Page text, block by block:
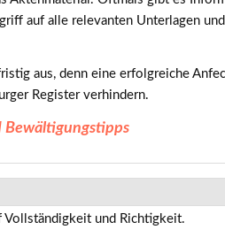
auf alle relevanten Unterlagen
aus, denn eine erfolgreiche
Register verhindern.
Bewältigungstipps
Vollständigkeit und Richtigkeit.